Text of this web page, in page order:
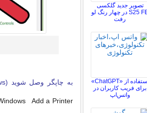
به چاپگر وصل شوید (Windows):
تصویر جدید گلکسی
S25 FE در چهار رنگ لو
رفت
استفاده از «ChatGPT»
برای فریب کاربران در
واتس‌اپ